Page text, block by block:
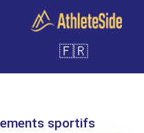
Inscription
🇫🇷
sportifs